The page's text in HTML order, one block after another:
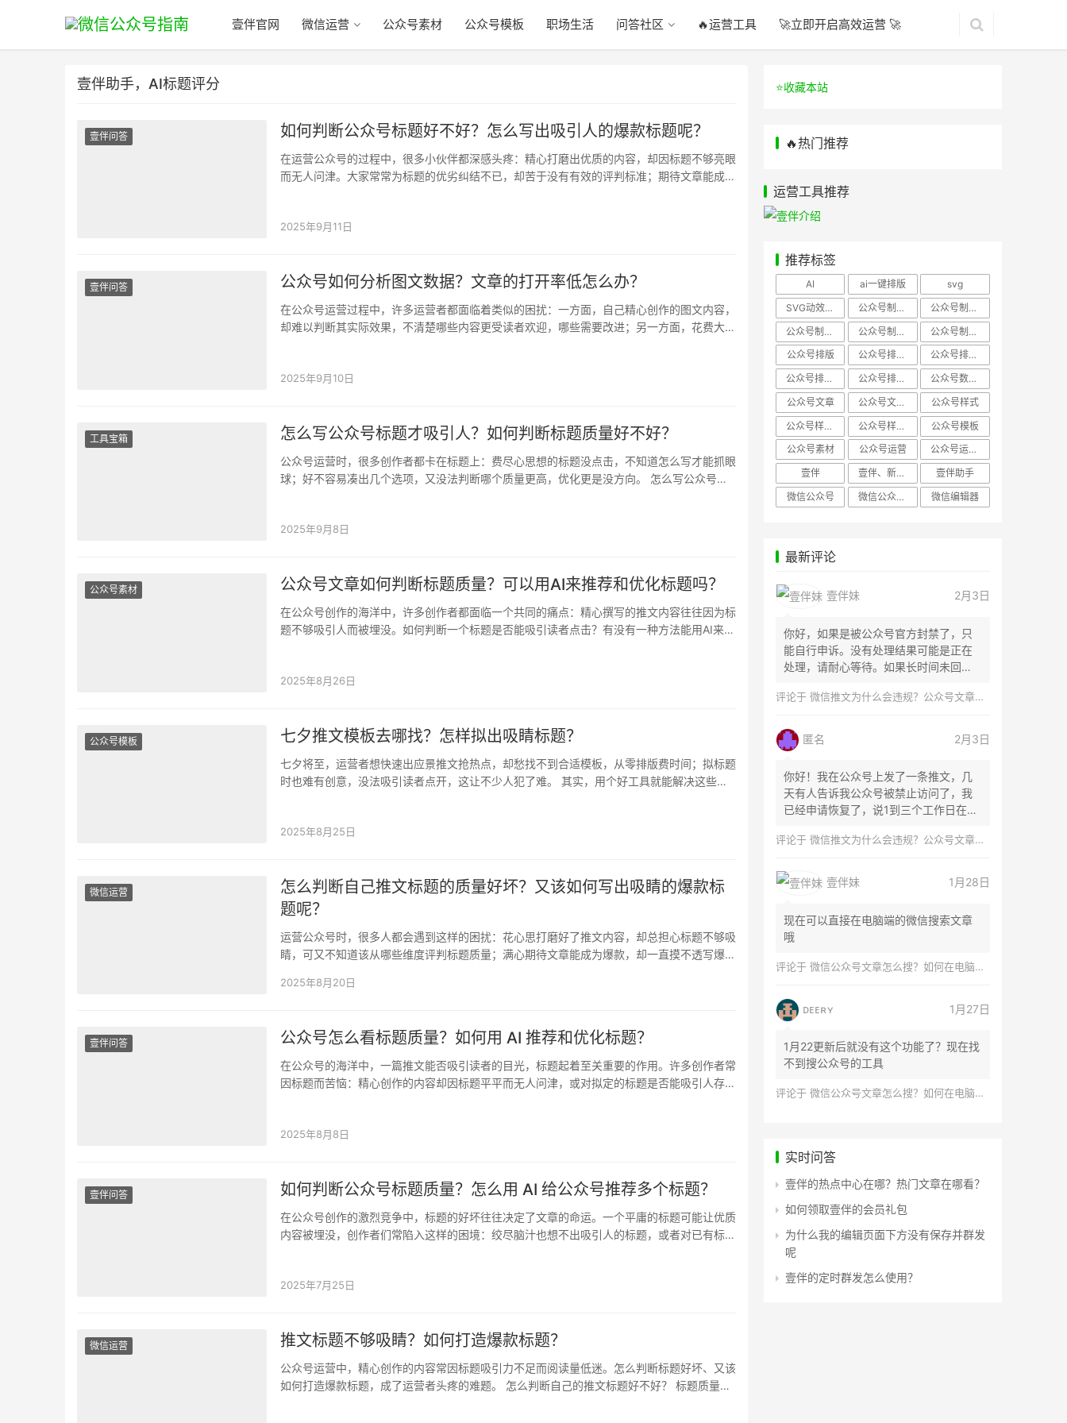
壹伴官网 微信运营 公众号素材 公众号模板 职场生活 问答社区 🔥运营工具 🚀立即开启高效运营 🚀
壹伴助手，AI标题评分
壹伴问答 如何判断公众号标题好不好？怎么写出吸引人的爆款标题呢？
在运营公众号的过程中，很多小伙伴都深感头疼：精心打磨出优质的内容，却因标题不够亮眼
而无人问津。大家常常为标题的优劣纠结不已，却苦于没有有效的评判标准；期待文章能成为
2025年9月11日
壹伴问答 公众号如何分析图文数据？文章的打开率低怎么办？
在公众号运营过程中，许多运营者都面临着类似的困扰：一方面，自己精心创作的图文内容，
却难以判断其实际效果，不清楚哪些内容更受读者欢迎，哪些需要改进；另一方面，花费大量
2025年9月10日
工具宝箱 怎么写公众号标题才吸引人？如何判断标题质量好不好？
公众号运营时，很多创作者都卡在标题上：费尽心思想的标题没点击，不知道怎么写才能抓眼
球；好不容易凑出几个选项，又没法判断哪个质量更高，优化更是没方向。 怎么写公众号标
2025年9月8日
公众号素材 公众号文章如何判断标题质量？可以用AI来推荐和优化标题吗？
在公众号创作的海洋中，许多创作者都面临一个共同的痛点：精心撰写的推文内容往往因为标
题不够吸引人而被埋没。如何判断一个标题是否能吸引读者点击？有没有一种方法能用AI来提
2025年8月26日
公众号模板 七夕推文模板去哪找？怎样拟出吸睛标题？
七夕将至，运营者想快速出应景推文抢热点，却愁找不到合适模板，从零排版费时间；拟标题
时也难有创意，没法吸引读者点开，这让不少人犯了难。 其实，用个好工具就能解决这些问
2025年8月25日
微信运营
怎么判断自己推文标题的质量好坏？又该如何写出吸睛的爆款标
题呢？
运营公众号时，很多人都会遇到这样的困扰：花心思打磨好了推文内容，却总担心标题不够吸
睛，可又不知道该从哪些维度评判标题质量；满心期待文章能成为爆款，却一直摸不透写爆款
2025年8月20日
壹伴问答 公众号怎么看标题质量？如何用 AI 推荐和优化标题？
在公众号的海洋中，一篇推文能否吸引读者的目光，标题起着至关重要的作用。许多创作者常
因标题而苦恼：精心创作的内容却因标题平平而无人问津，或对拟定的标题是否能吸引人存
2025年8月8日
壹伴问答 如何判断公众号标题质量？怎么用 AI 给公众号推荐多个标题？
在公众号创作的激烈竞争中，标题的好坏往往决定了文章的命运。一个平庸的标题可能让优质
内容被埋没，创作者们常陷入这样的困境：绞尽脑汁也想不出吸引人的标题，或者对已有标题
2025年7月25日
微信运营 推文标题不够吸睛？如何打造爆款标题？
公众号运营中，精心创作的内容常因标题吸引力不足而阅读量低迷。怎么判断标题好坏、又该
如何打造爆款标题，成了运营者头疼的难题。 怎么判断自己的推文标题好不好？ 标题质量直
⭐️收藏本站
🔥热门推荐
运营工具推荐
推荐标签
AI ai一键排版
svg
SVG动效样式
公众号制作、公众号排版
公众号制作、公众号模板
公众号制作、微信编辑器
公众号制作，公众号排版
公众号制作，公众号排版、微信编辑器
公众号排版
公众号排版，公众号模板
公众号排版，公众号素材
公众号排版，微信编辑器
公众号排版，排版样式
公众号数据分析
公众号文章
公众号文章、公众号运营
公众号样式
公众号样式，微信公众号排版
公众号样式，微信编辑器
公众号模板
公众号素材
公众号运营
公众号运营，公众号编辑器
壹伴
壹伴、新媒体运营
壹伴助手
微信公众号
微信公众号，样式模板、公众号样式 微信编辑器
最新评论
壹伴妹 2月3日
你好，如果是被公众号官方封禁了，只
能自行申诉。没有处理结果可能是正在
处理，请耐心等待。如果长时间未回
评论于 微信推文为什么会违规？公众号文章怎么检测是否违规？
匿名 2月3日
你好！我在公众号上发了一条推文，几
天有人告诉我公众号被禁止访问了，我
已经申请恢复了，说1到三个工作日在微
评论于 微信推文为什么会违规？公众号文章怎么检测是否违规？
壹伴妹 1月28日
现在可以直接在电脑端的微信搜索文章
哦
评论于 微信公众号文章怎么搜？如何在电脑上搜索公众号文章？
ᴅᴇᴇʀʏ 1月27日
1月22更新后就没有这个功能了？现在找
不到搜公众号的工具
评论于 微信公众号文章怎么搜？如何在电脑上搜索公众号文章？
实时问答
壹伴的热点中心在哪？热门文章在哪看？
如何领取壹伴的会员礼包
为什么我的编辑页面下方没有保存并群发
呢
壹伴的定时群发怎么使用？